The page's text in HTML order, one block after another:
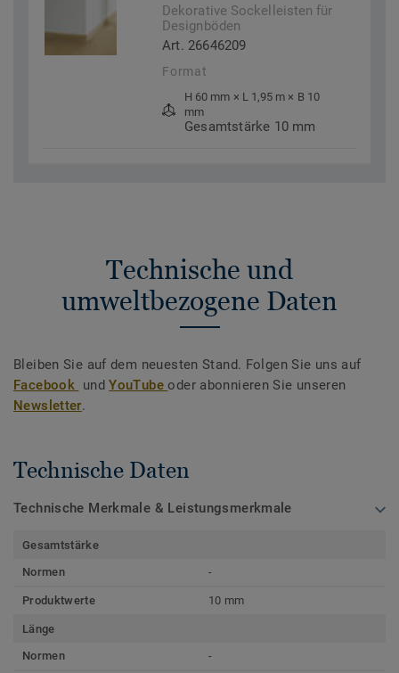
Dekorative Sockelleisten für
Designböden
Art. 26646209
Format
H 60 mm × L 1,95 m × B 10
mm
Gesamtstärke 10 mm
Technische und
umweltbezogene Daten
Bleiben Sie auf dem neuesten Stand. Folgen Sie uns auf
Facebook undYouTubeoder abonnieren Sie unseren
Newsletter.
Technische Daten
Technische Merkmale & Leistungsmerkmale
Gesamtstärke
Normen
-
Produktwerte 10 mm
Länge
Normen
-